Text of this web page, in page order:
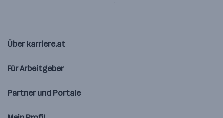
Über karriere.at
Für Arbeitgeber
Partner und Portale